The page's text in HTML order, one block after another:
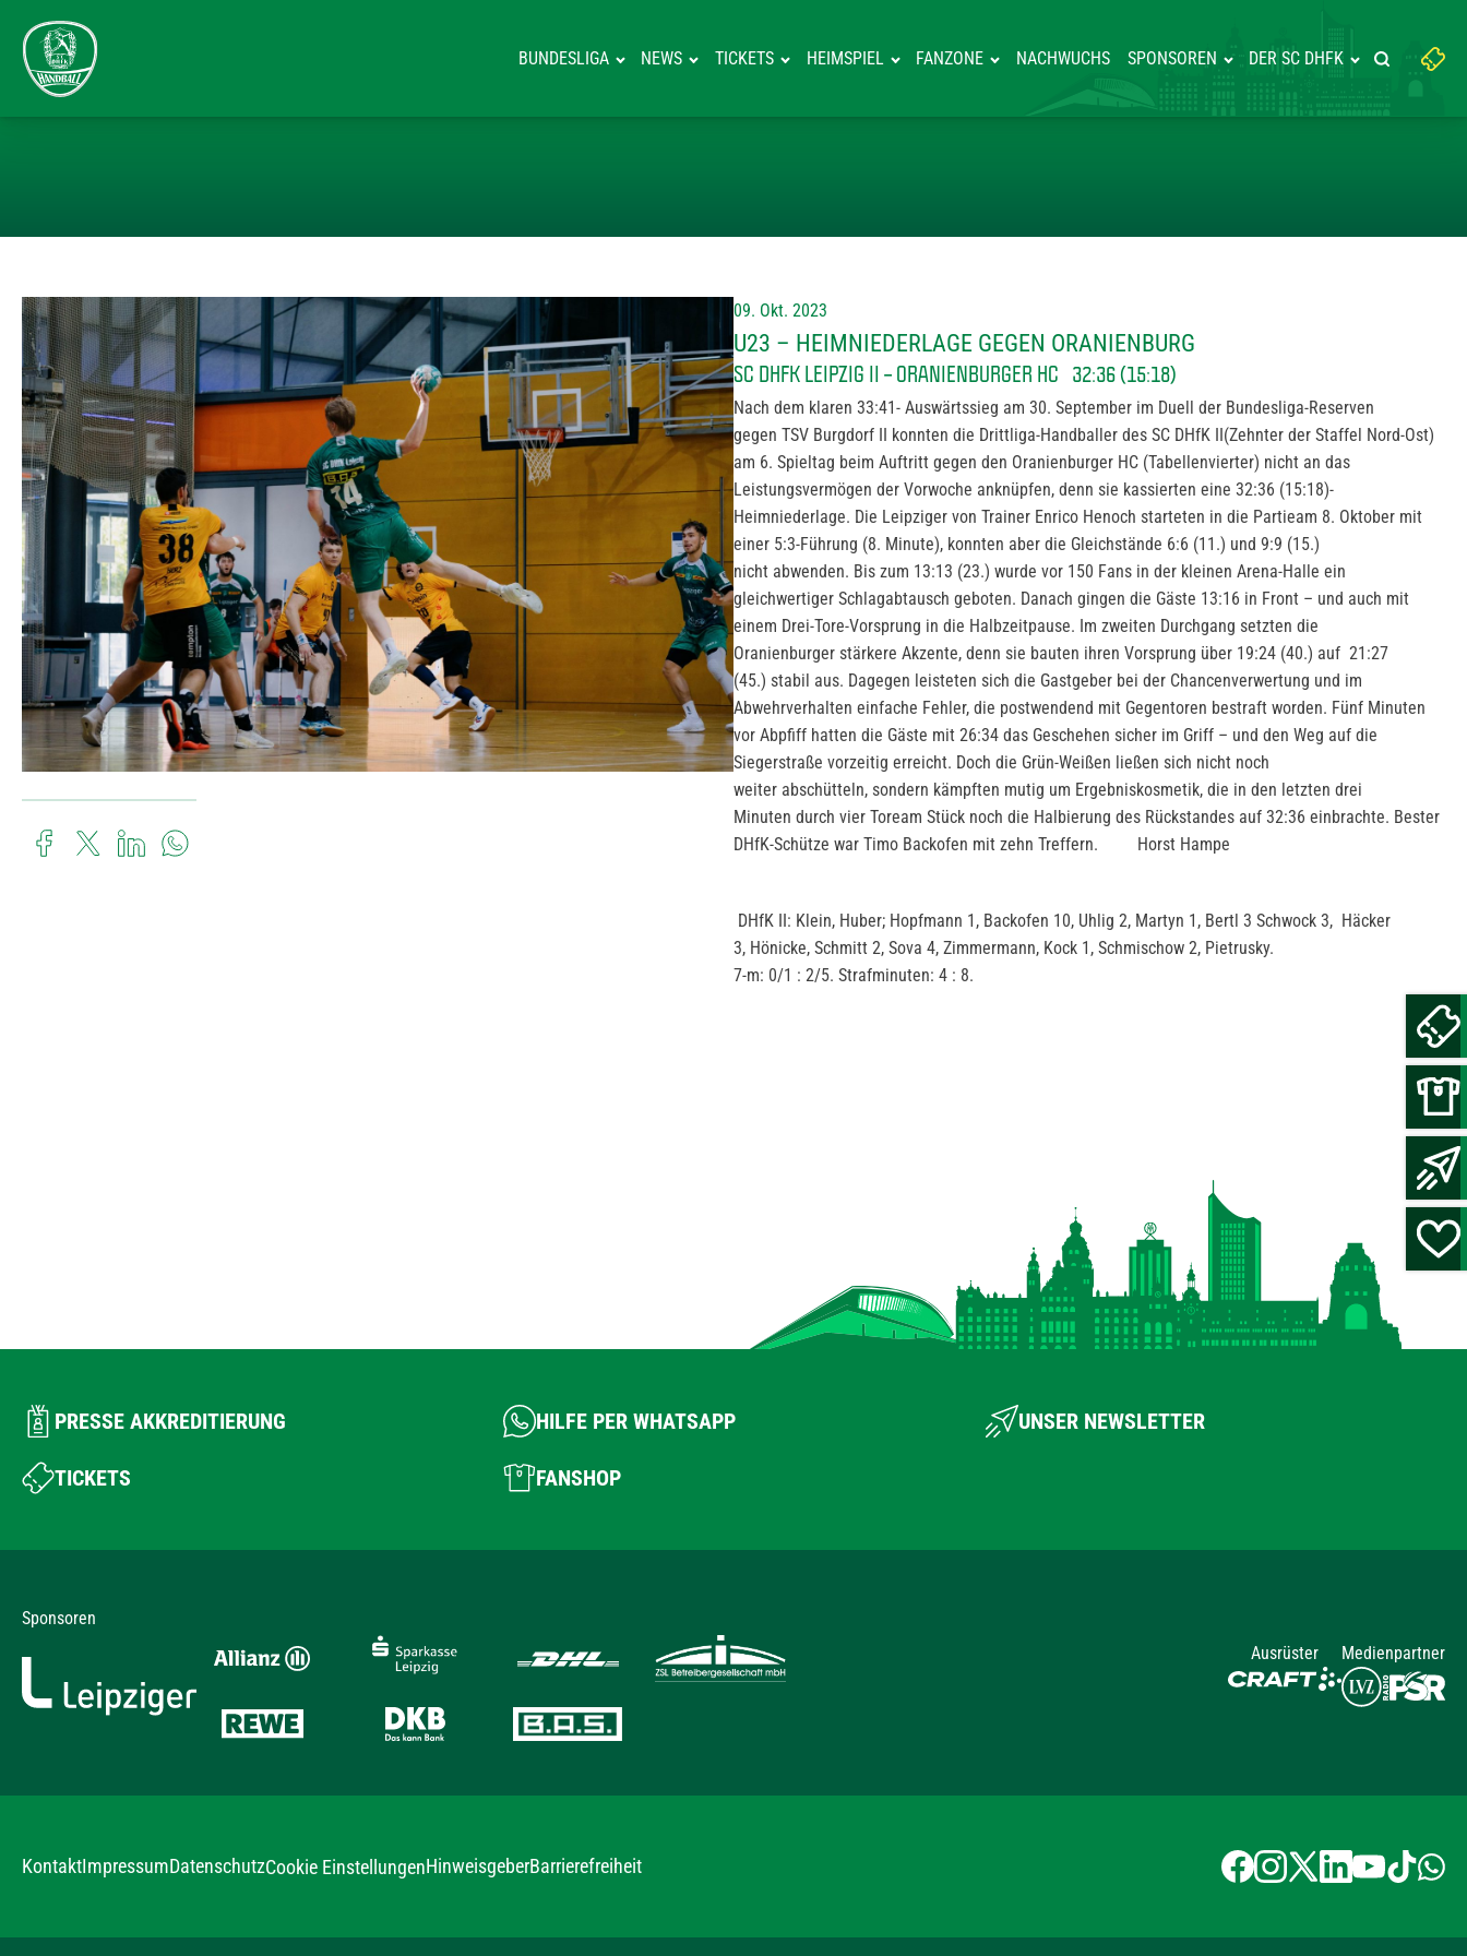
BUNDESLIGA NEWS TICKETS HEIMSPIEL FANZONE NACHWUCHS SPONSOREN DER SC DHFK
Suchbegriff
eingeben:
Suche
09. Okt. 2023
U23 – HEIMNIEDERLAGE GEGEN ORANIENBURG
SC DHFK LEIPZIG II – ORANIENBURGER HC 32:36 (15:18)
Nach dem klaren 33:41- Auswärtssieg am 30. September im Duell der Bundesliga-Reserven
gegen TSV Burgdorf II konnten die Drittliga-Handballer des SC DHfK II(Zehnter der Staffel Nord-Ost)
am 6. Spieltag beim Auftritt gegen den Oranienburger HC (Tabellenvierter) nicht an das
Leistungsvermögen der Vorwoche anknüpfen, denn sie kassierten eine 32:36 (15:18)-
Heimniederlage. Die Leipziger von Trainer Enrico Henoch starteten in die Partieam 8. Oktober mit
einer 5:3-Führung (8. Minute), konnten aber die Gleichstände 6:6 (11.) und 9:9 (15.)
nicht abwenden. Bis zum 13:13 (23.) wurde vor 150 Fans in der kleinen Arena-Halle ein
gleichwertiger Schlagabtausch geboten. Danach gingen die Gäste 13:16 in Front – und auch mit
einem Drei-Tore-Vorsprung in die Halbzeitpause. Im zweiten Durchgang setzten die
Oranienburger stärkere Akzente, denn sie bauten ihren Vorsprung über 19:24 (40.) auf 21:27
(45.) stabil aus. Dagegen leisteten sich die Gastgeber bei der Chancenverwertung und im
Abwehrverhalten einfache Fehler, die postwendend mit Gegentoren bestraft worden. Fünf Minuten
vor Abpfiff hatten die Gäste mit 26:34 das Geschehen sicher im Griff – und den Weg auf die
Siegerstraße vorzeitig erreicht. Doch die Grün-Weißen ließen sich nicht noch
weiter abschütteln, sondern kämpften mutig um Ergebniskosmetik, die in den letzten drei
Minuten durch vier Toream Stück noch die Halbierung des Rückstandes auf 32:36 einbrachte. Bester
DHfK-Schütze war Timo Backofen mit zehn Treffern. Horst Hampe
DHfK II: Klein, Huber; Hopfmann 1, Backofen 10, Uhlig 2, Martyn 1, Bertl 3 Schwock 3, Häcker
3, Hönicke, Schmitt 2, Sova 4, Zimmermann, Kock 1, Schmischow 2, Pietrusky.
7-m: 0/1 : 2/5. Strafminuten: 4 : 8.
PRESSE AKKREDITIERUNG HILFE PER WHATSAPP UNSER NEWSLETTER
TICKETS FANSHOP
Sponsoren
Ausrüster
Medienpartner
KontaktImpressumDatenschutzCookie EinstellungenHinweisgeberBarrierefreiheit